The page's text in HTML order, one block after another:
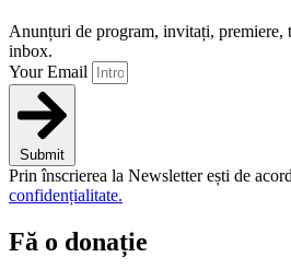
Anunțuri de program, invitați,
inbox.
Your Email
Submit
Prin înscrierea la Newsletter ești de
confidențialitate.
Fă o donație